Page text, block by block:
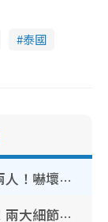
泰國
簡淑兒染金毛剪短頭髮氣質判若兩人！嚇壞老公麥大力都認唔出：「你做咩事？」
湯洛雯傳終於有好消息造人成功！兩大細節曝孕味極濃惹猜測：大肚婆先會咁！